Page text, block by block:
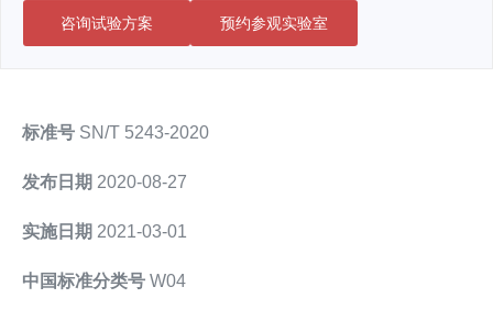
咨询试验方案 预约参观实验室
标准号 SN/T 5243-2020
发布日期 2020-08-27
实施日期 2021-03-01
中国标准分类号 W04